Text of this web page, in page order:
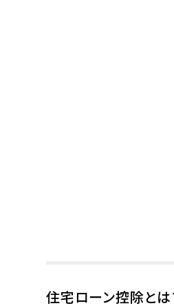
住宅ローン控除とは